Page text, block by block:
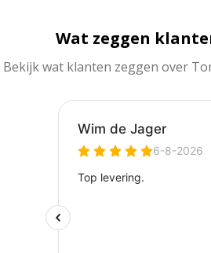
Wat zeggen
Bekijk wat klanten zeggen over